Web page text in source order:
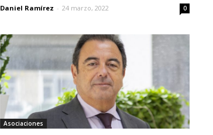
Daniel Ramírez - 24 marzo, 2022 0
Asociaciones